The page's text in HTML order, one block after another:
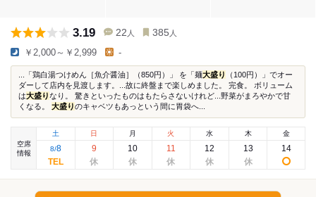
3.19 22 人 385 人
￥2,000～￥2,999 -
...「鶏白湯つけめん［魚介醤油］（850円）」 を「麺大盛り
（100円）」でオー
ダーして店内を見渡します。...故に終盤まで楽しめました。 完食。 ボリューム
は大盛りなり。 驚きといったものはもたらさないけれど...野菜がまろやかで甘
くなる。 大盛りのキャベツもあっという間に胃袋へ...
空席
情報
土
8/8
日
9
月
10
火
11
水
12
木
13
金
14